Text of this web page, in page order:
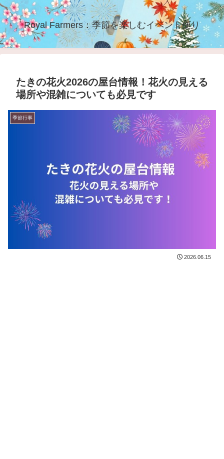
Royal Farmers：季節を楽しむイベント便り
たきの花火2026の屋台情報！花火の見える
場所や混雑についても必見です
季節行事
2026.06.15